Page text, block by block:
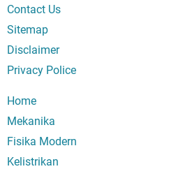
Contact Us
Sitemap
Disclaimer
Privacy Police
Home
Mekanika
Fisika Modern
Kelistrikan